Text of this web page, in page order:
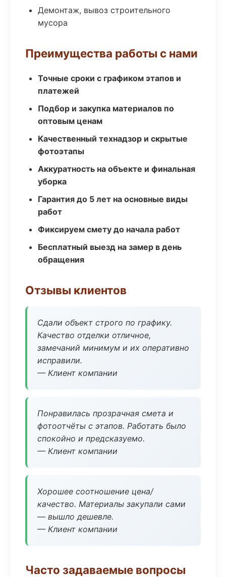
Демонтаж, вывоз строительного
мусора
Преимущества работы с нами
Точные сроки с графиком этапов и
платежей
Подбор и закупка материалов по
оптовым ценам
Качественный технадзор и скрытые
фотоэтапы
Аккуратность на объекте и финальная
уборка
Гарантия до 5 лет на основные виды
работ
Фиксируем смету до начала работ
Бесплатный выезд на замер в день
обращения
Отзывы клиентов
Сдали объект строго по графику.
Качество отделки отличное,
замечаний минимум и их оперативно
исправили.
— Клиент компании
Понравилась прозрачная смета и
фотоотчёты с этапов. Работать было
спокойно и предсказуемо.
— Клиент компании
Хорошее соотношение цена/
качество. Материалы закупали сами
— вышло дешевле.
— Клиент компании
Часто задаваемые вопросы